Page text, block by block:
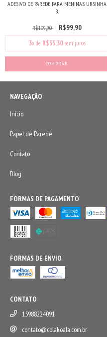
ADESIVO DE PAREDE PARA MENINAS URSINHA
B...
R$109,90 R$99,90
3x de R$33,30sem juros
NAVEGAÇÃO
Início
Papel de Parede
Contato
Blog
FORMAS DE PAGAMENTO
FORMAS DE ENVIO
CONTATO
15988224091
contato@colakoala.com.br